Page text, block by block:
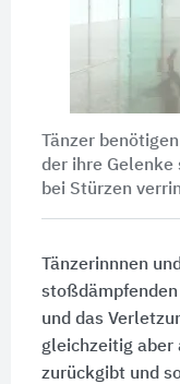
Tänzer
der ihre Gelenke
bei Stürzen
Tänzerinnnen
und das
gleichzeitig aber
zurückgibt und